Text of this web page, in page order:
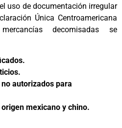
uso de documentación irregular
Única Centroamericana
decomisadas se
autorizados para
mexicano y chino.